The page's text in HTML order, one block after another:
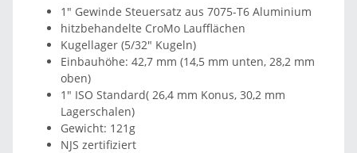
1" Gewinde Steuersatz aus 7075-T6 Aluminium
hitzbehandelte CroMo Laufflächen
Kugellager (5/32" Kugeln)
Einbauhöhe: 42,7 mm (14,5 mm unten, 28,2 mm
oben)
1" ISO Standard( 26,4 mm Konus, 30,2 mm
Lagerschalen)
Gewicht: 121g
NJS zertifiziert